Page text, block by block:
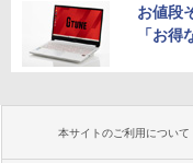
お値段
「お得
本サイトのご利用について